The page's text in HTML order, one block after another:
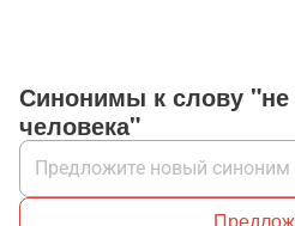
Синонимы к слову "не
человека"